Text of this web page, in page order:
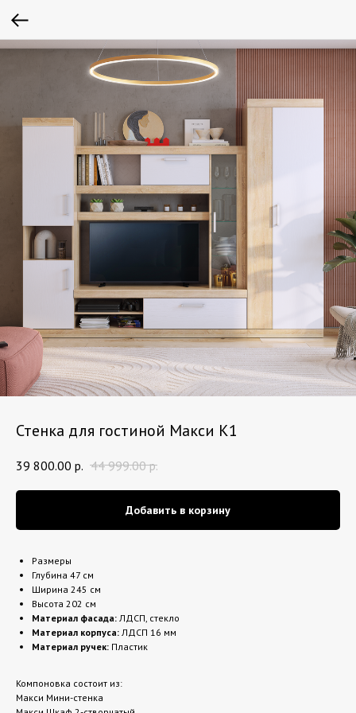
Стенка для гостиной Макси К1
39 800.00 р. 44 999.00 р.
Добавить в корзину
Размеры
Глубина 47 см
Ширина 245 см
Высота 202 см
Материал фасада: ЛДСП, стекло
Материал корпуса: ЛДСП 16 мм
Материал ручек: Пластик
Компоновка состоит из:
Макси Мини-стенка